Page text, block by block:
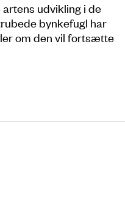
udvikling i de
bynkefugl har
om den vil fortsætte